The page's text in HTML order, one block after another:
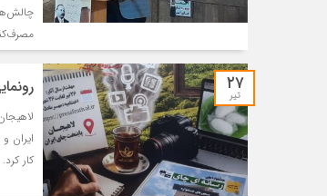
۲۷
تیر
ایران
کار کرد.